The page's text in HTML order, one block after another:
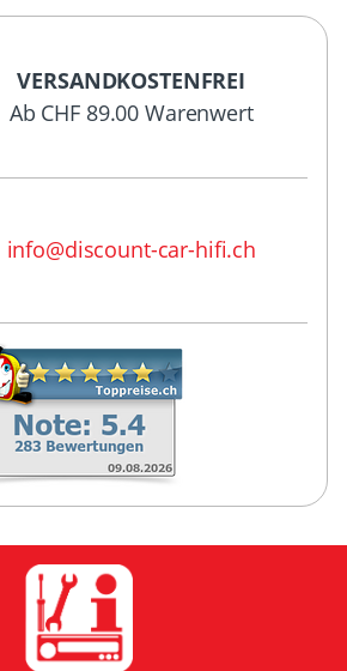
VERSANDKOSTENFREI
Ab CHF 89.00 Warenwert
info@discount-car-hifi.ch